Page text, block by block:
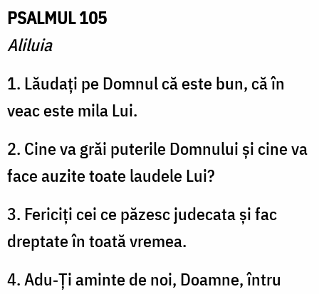
PSALMUL 105
Aliluia
1. Lăudați pe Domnul că este bun, că în
veac este mila Lui.
2. Cine va grăi puterile Domnului și cine va
face auzite toate laudele Lui?
3. Fericiți cei ce păzesc judecata și fac
dreptate în toată vremea.
4. Adu‑Ți aminte de noi, Doamne, întru